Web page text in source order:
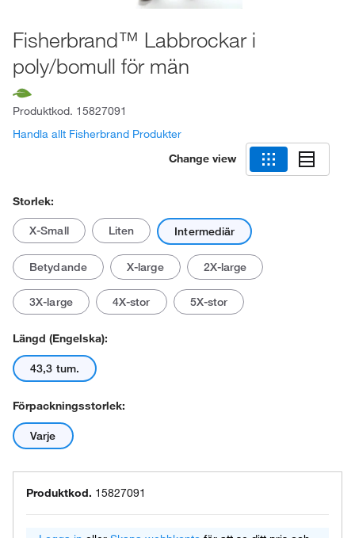
Fisherbrand™ Labbrockar i
poly/bomull för män
Produktkod. 15827091
Handla allt Fisherbrand Produkter
Change view
Storlek:
X-Small Liten Intermediär
Betydande X-large 2X-large
3X-large 4X-stor 5X-stor
Längd (engelska):
43,3 tum.
Förpackningsstorlek:
Varje
Produktkod. 15827091